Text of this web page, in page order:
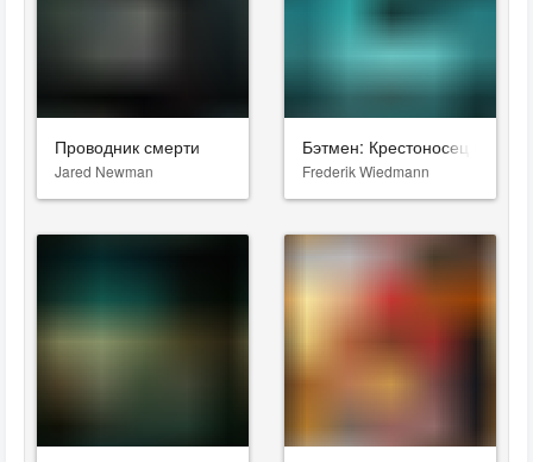
Проводник смерти
Jared Newman
Бэтмен: Крестоносец в
Frederik Wiedmann